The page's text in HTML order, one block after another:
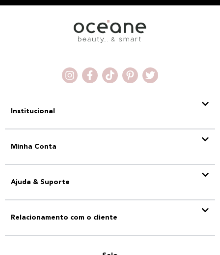
Institucional
Minha Conta
Ajuda & Suporte
Relacionamento com o cliente